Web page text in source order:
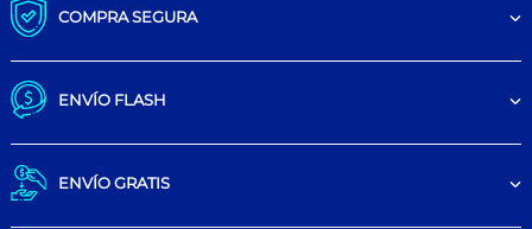
COMPRA SEGURA
ENVÍO FLASH
ENVÍO GRATIS